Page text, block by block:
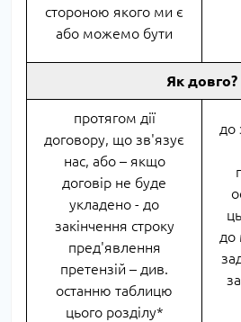
стороною якого ми є
або можемо бути
Як довго?
протягом дії
договору, що зв'язує
нас, або – якщо
договір не буде
укладено - до
закінчення строку
пред'явлення
претензій – див.
останню таблицю
цього розділу*
до
до